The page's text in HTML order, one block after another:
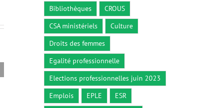
Circulaire du 26 décembre 2018
26 décembre 2018
Bibliothèques
CROUS
CSA ministériels
Culture
Droits des femmes
Egalité professionnelle
Elections professionnelles juin 2023
Emplois
EPLE
ESR